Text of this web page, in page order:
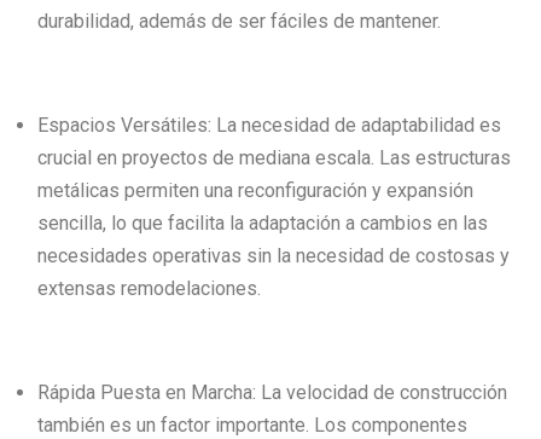
durabilidad, además de ser fáciles de mantener.
Espacios Versátiles: La necesidad de adaptabilidad es
crucial en proyectos de mediana escala. Las estructuras
metálicas permiten una reconfiguración y expansión
sencilla, lo que facilita la adaptación a cambios en las
necesidades operativas sin la necesidad de costosas y
extensas remodelaciones.
Rápida Puesta en Marcha: La velocidad de construcción
también es un factor importante. Los componentes